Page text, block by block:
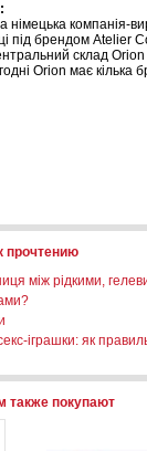
німецька компанія-
під брендом Atelier
склад
Orion має кілька
прочтению
між рідкими,
іграшки: як
также покупают